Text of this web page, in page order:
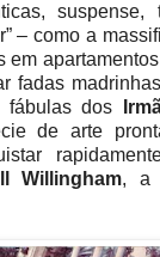
– como a
em
fadas
fábulas dos
de arte
Willingham, a